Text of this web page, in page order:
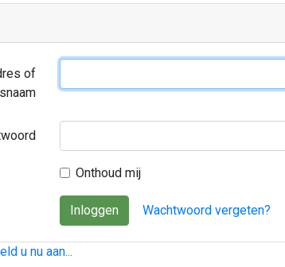
of
Onthoud mij
Inloggen Wachtwoord vergeten?
u nu aan...